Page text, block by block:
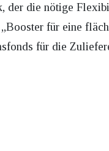
der die nötige
für eine
für die